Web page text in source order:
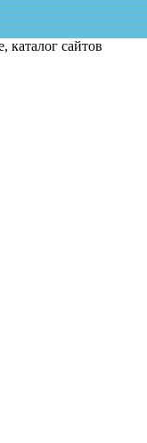
сайтов